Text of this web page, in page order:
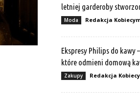
letniej garderoby
Moda Redakcja
Ekspresy Philips do kawy
które odmieni domową
Zakupy Redakcja